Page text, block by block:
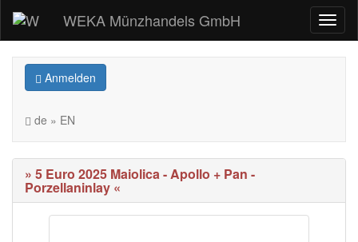
WEKA Münzhandels GmbH
Anmelden
de » EN
» 5 Euro 2025 Maiolica - Apollo + Pan -
Porzellaninlay «